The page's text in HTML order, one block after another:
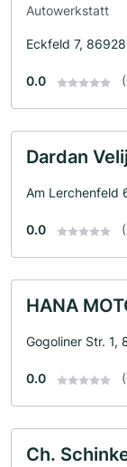
Autowerkstatt
Eckfeld 7,
0.0
Dardan
Am Lerchenfeld
0.0
HANA
Gogoliner Str. 1,
0.0
Ch.